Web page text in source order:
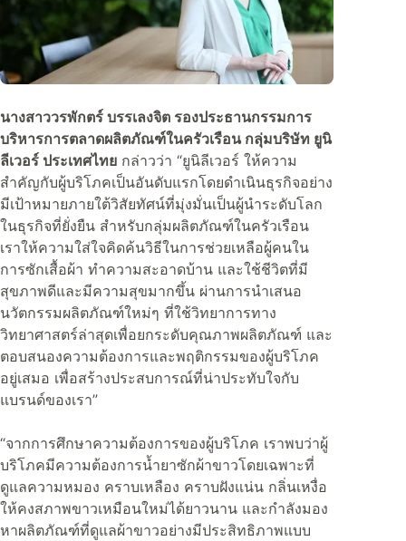
นางสาววรพักตร์ บรรเลงจิต รองประธานกรรมการ
บริหารการตลาดผลิตภัณฑ์ในครัวเรือน กลุ่มบริษัท ยูนิ
ลีเวอร์ ประเทศไทย กล่าวว่า “ยูนิลีเวอร์ ให้ความ
สำคัญกับผู้บริโภคเป็นอันดับแรกโดยดำเนินธุรกิจอย่าง
มีเป้าหมายภายใต้วิสัยทัศน์ที่มุ่งมั่นเป็นผู้นำระดับโลก
ในธุรกิจที่ยั่งยืน สำหรับกลุ่มผลิตภัณฑ์ในครัวเรือน
เราให้ความใส่ใจคิดค้นวิธีในการช่วยเหลือผู้คนใน
การซักเสื้อผ้า ทำความสะอาดบ้าน และใช้ชีวิตที่มี
สุขภาพดีและมีความสุขมากขึ้น ผ่านการนำเสนอ
นวัตกรรมผลิตภัณฑ์ใหม่ๆ ที่ใช้วิทยาการทาง
วิทยาศาสตร์ล่าสุดเพื่อยกระดับคุณภาพผลิตภัณฑ์ และ
ตอบสนองความต้องการและพฤติกรรมของผู้บริโภค
อยู่เสมอ เพื่อสร้างประสบการณ์ที่น่าประทับใจกับ
แบรนด์ของเรา”
“จากการศึกษาความต้องการของผู้บริโภค เราพบว่าผู้
บริโภคมีความต้องการน้ำยาซักผ้าขาวโดยเฉพาะที่
ดูแลความหมอง คราบเหลือง คราบฝังแน่น กลิ่นเหงื่อ
ให้คงสภาพขาวเหมือนใหม่ได้ยาวนาน และกำลังมอง
หาผลิตภัณฑ์ที่ดูแลผ้าขาวอย่างมีประสิทธิภาพแบบ